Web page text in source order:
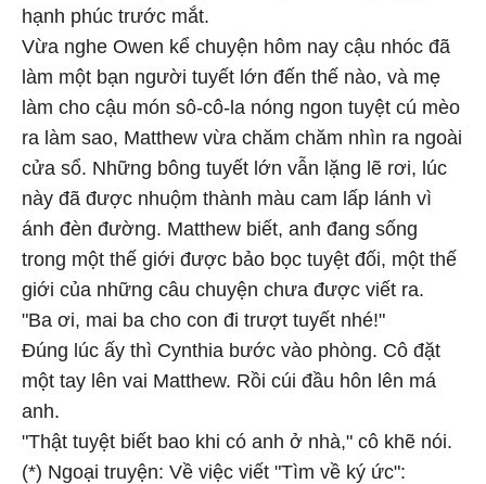
hạnh phúc trước mắt.
Vừa nghe Owen kể chuyện hôm nay cậu nhóc đã
làm một bạn người tuyết lớn đến thế nào, và mẹ
làm cho cậu món sô-cô-la nóng ngon tuyệt cú mèo
ra làm sao, Matthew vừa chăm chăm nhìn ra ngoài
cửa sổ. Những bông tuyết lớn vẫn lặng lẽ rơi, lúc
này đã được nhuộm thành màu cam lấp lánh vì
ánh đèn đường. Matthew biết, anh đang sống
trong một thế giới được bảo bọc tuyệt đối, một thế
giới của những câu chuyện chưa được viết ra.
"Ba ơi, mai ba cho con đi trượt tuyết nhé!"
Đúng lúc ấy thì Cynthia bước vào phòng. Cô đặt
một tay lên vai Matthew. Rồi cúi đầu hôn lên má
anh.
"Thật tuyệt biết bao khi có anh ở nhà," cô khẽ nói.
(*) Ngoại truyện: Về việc viết "Tìm về ký ức":